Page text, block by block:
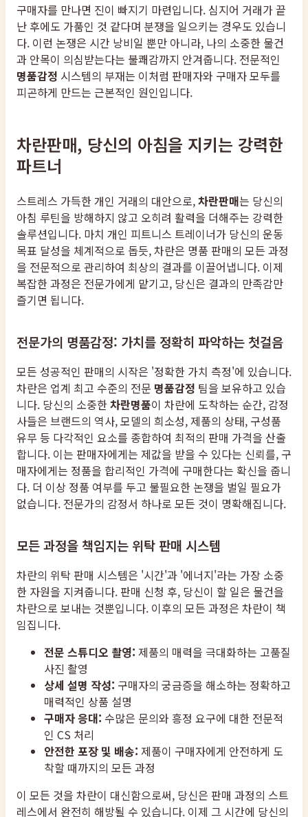
구매자를 만나면 진이 빠지기 마련입니다. 심지어 거래가 끝
난 후에도 가품인 것 같다며 분쟁을 일으키는 경우도 있습니
다. 이런 논쟁은 시간 낭비일 뿐만 아니라, 나의 소중한 물건
과 안목이 의심받는다는 불쾌감까지 안겨줍니다. 전문적인
명품감정 시스템의 부재는 이처럼 판매자와 구매자 모두를
피곤하게 만드는 근본적인 원인입니다.
차란판매, 당신의 아침을 지키는 강력한
파트너
스트레스 가득한 개인 거래의 대안으로,차란판매는 당신의
아침 루틴을 방해하지 않고 오히려 활력을 더해주는 강력한
솔루션입니다. 마치 개인 피트니스 트레이너가 당신의 운동
목표 달성을 체계적으로 돕듯, 차란은 명품 판매의 모든 과정
을 전문적으로 관리하여 최상의 결과를 이끌어냅니다. 이제
복잡한 과정은 전문가에게 맡기고, 당신은 결과의 만족감만
즐기면 됩니다.
전문가의 명품감정: 가치를 정확히 파악하는 첫걸음
모든 성공적인 판매의 시작은 '정확한 가치 측정'에 있습니다.
차란은 업계 최고 수준의 전문 명품감정 팀을 보유하고 있습
니다. 당신의 소중한차란명품이 차란에 도착하는 순간, 감정
사들은 브랜드의 역사, 모델의 희소성, 제품의 상태, 구성품
유무 등 다각적인 요소를 종합하여 최적의 판매 가격을 산출
합니다. 이는 판매자에게는 제값을 받을 수 있다는 신뢰를, 구
매자에게는 정품을 합리적인 가격에 구매한다는 확신을 줍니
다. 더 이상 정품 여부를 두고 불필요한 논쟁을 벌일 필요가
없습니다. 전문가의 감정서 하나로 모든 것이 명확해집니다.
모든 과정을 책임지는 위탁 판매 시스템
차란의 위탁 판매 시스템은 '시간'과 '에너지'라는 가장 소중
한 자원을 지켜줍니다. 판매 신청 후, 당신이 할 일은 물건을
차란으로 보내는 것뿐입니다. 이후의 모든 과정은 차란이 책
임집니다.
전문 스튜디오 촬영: 제품의 매력을 극대화하는 고품질
사진 촬영
상세 설명 작성: 구매자의 궁금증을 해소하는 정확하고
매력적인 상품 설명
구매자 응대: 수많은 문의와 흥정 요구에 대한 전문적
인 CS 처리
안전한 포장 및 배송: 제품이 구매자에게 안전하게 도
착할 때까지의 모든 과정
이 모든 것을 차란이 대신함으로써, 당신은 판매 과정의 스트
레스에서 완전히 해방될 수 있습니다. 이제 그 시간에 당신의